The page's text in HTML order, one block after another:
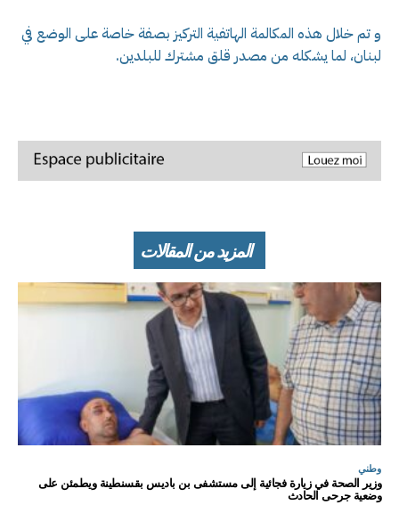
و تم خلال هذه المكالمة الهاتفية التركيز بصفة خاصة على الوضع في
لبنان، لما يشكله من مصدر قلق مشترك للبلدين.
المزيد من المقالات
وطني
وزير الصحة في زيارة فجائية إلى مستشفى بن باديس بقسنطينة ويطمئن على
وضعية جرحى الحادث